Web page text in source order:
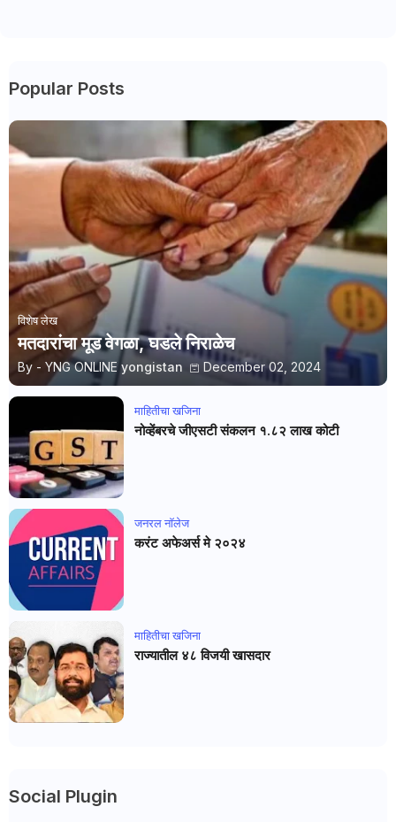
Popular Posts
विशेष लेख
मतदारांचा मूड वेगळा, घडले निराळेच
By - YNG ONLINE yongistan December 02, 2024
माहितीचा खजिना
नोव्हेंबरचे जीएसटी संकलन १.८२ लाख कोटी
जनरल नाॅलेज
करंट अफेअर्स मे २०२४
माहितीचा खजिना
राज्यातील ४८ विजयी खासदार
Social Plugin